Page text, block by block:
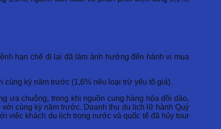
hạn chế đi lại đã làm ảnh hưởng đến hành vi mua
cùng kỳ năm trước (1,6% nếu loại trừ yếu tố giá).
ưa chuộng, trong khi nguồn cung hàng hóa dồi dào,
cùng kỳ năm trước. Doanh thu du lịch lữ hành Quý
việc khách du lịch trong nước và quốc tế đã hủy tour